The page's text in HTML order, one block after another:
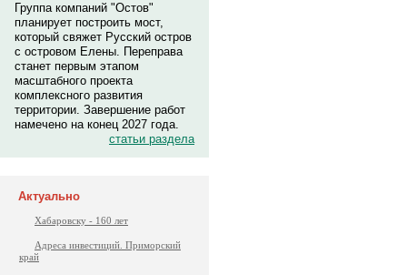
Группа компаний "Остов"
планирует построить мост,
который свяжет Русский остров
с островом Елены. Переправа
станет первым этапом
масштабного проекта
комплексного развития
территории. Завершение работ
намечено на конец 2027 года.
статьи раздела
Актуально
Хабаровску - 160 лет
Адреса инвестиций. Приморский
край